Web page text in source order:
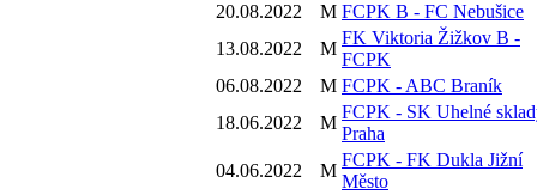
20.08.2022
M FCPK B - FC Nebušice
13.08.2022
M
FK Viktoria Žižkov B -
FCPK
06.08.2022
M FCPK - ABC Braník
18.06.2022
M
FCPK - SK Uhelné
Praha
04.06.2022
M
FCPK - FK Dukla Jižní
Město